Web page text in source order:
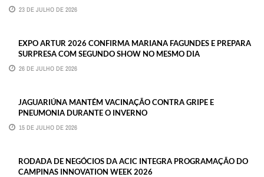
23 DE JULHO DE 2026
EXPO ARTUR 2026 CONFIRMA MARIANA FAGUNDES E PREPARA
SURPRESA COM SEGUNDO SHOW NO MESMO DIA
26 DE JULHO DE 2026
JAGUARIÚNA MANTÉM VACINAÇÃO CONTRA GRIPE E
PNEUMONIA DURANTE O INVERNO
15 DE JULHO DE 2026
RODADA DE NEGÓCIOS DA ACIC INTEGRA PROGRAMAÇÃO DO
CAMPINAS INNOVATION WEEK 2026